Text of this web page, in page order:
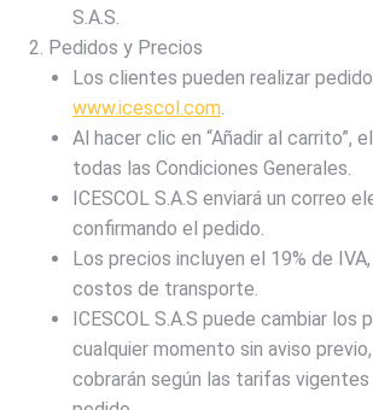
S.A.S.
Pedidos y Precios
Los clientes pueden realizar
www.icescol.com.
Al hacer clic en “Añadir al carrito”,
todas las Condiciones Generales.
ICESCOL S.A.S enviará un correo
confirmando el pedido.
Los precios incluyen el 19% de
costos de transporte.
ICESCOL S.A.S puede cambiar los
cualquier momento sin aviso
cobrarán según las tarifas